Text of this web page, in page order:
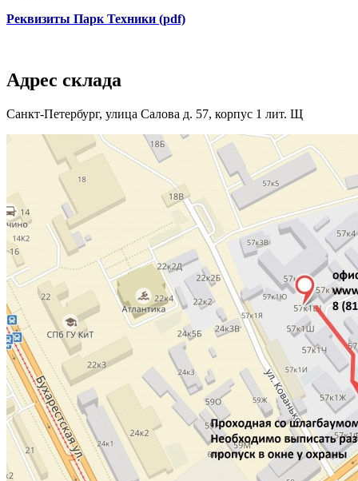
Реквизиты Парк Техники (pdf)
Адрес склада
Санкт-Петербург, улица Салова д. 57, корпус 1 лит. Щ